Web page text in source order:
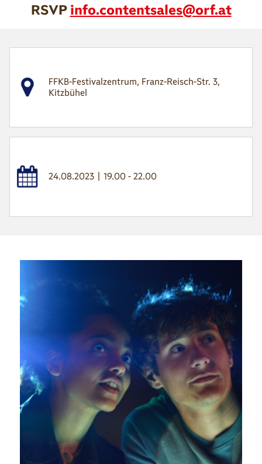
RSVP info.contentsales@orf.at
FFKB-Festivalzentrum, Franz-Reisch-Str. 3,
Kitzbühel
24.08.2023 | 19.00 - 22.00